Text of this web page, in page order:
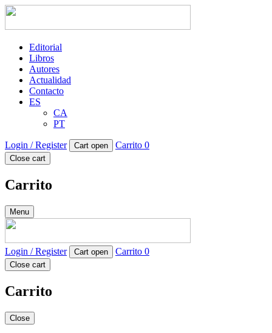
Editorial
Libros
Autores
Actualidad
Contacto
ES
CA
PT
Login / Register Cart open Carrito 0
Close cart
Carrito
Menu
Login / Register Cart open Carrito 0
Close cart
Carrito
Close